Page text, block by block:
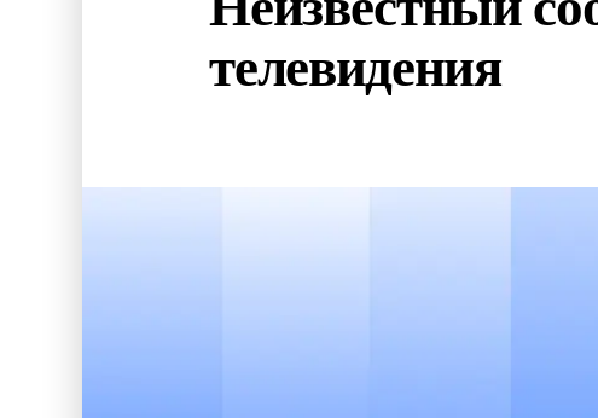
телевидения